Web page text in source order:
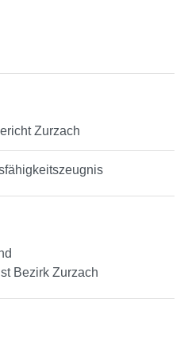
Zurzach
Bezirk Zurzach